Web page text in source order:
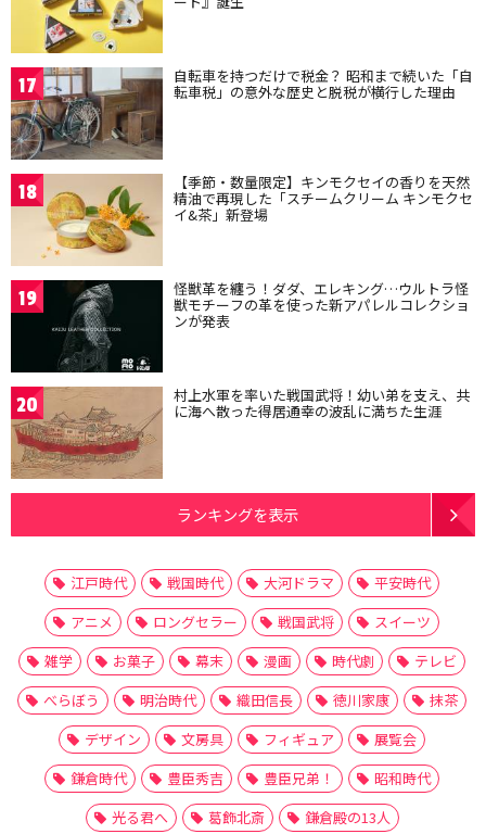
17 自転車を持つだけで税金？ 昭和まで続いた「自
転車税」の意外な歴史と脱税が横行した理由
18 【季節・数量限定】キンモクセイの香りを天然
精油で再現した「スチームクリーム キンモクセ
イ&茶」新登場
19 怪獣革を纏う！ダダ、エレキング…ウルトラ怪
獣モチーフの革を使った新アパレルコレクショ
ンが発表
20 村上水軍を率いた戦国武将！幼い弟を支え、共
に海へ散った得居通幸の波乱に満ちた生涯
ランキングを表示
江戸時代 戦国時代 大河ドラマ
平安時代
アニメ
ロングセラー 戦国武将
スイーツ
雑学
お菓子 幕末 漫画 時代劇
テレビ
べらぼう
明治時代 織田信長 徳川家康
抹茶
デザイン
文房具 フィギュア
展覧会
鎌倉時代
豊臣秀吉 豊臣兄弟！
昭和時代
光る君へ
葛飾北斎 鎌倉殿の13人